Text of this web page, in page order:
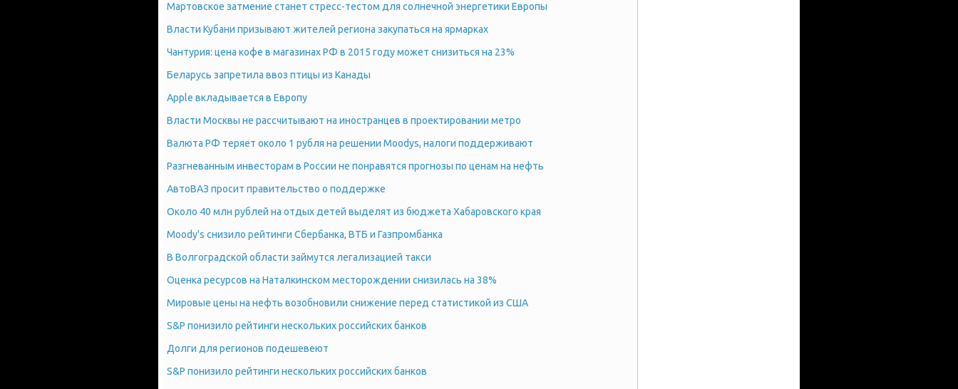
Мартовское затмение станет стресс-тестом для солнечной энергетики Европы
Власти Кубани призывают жителей региона закупаться на ярмарках
Чантурия: цена кофе в магазинах РФ в 2015 году может снизиться на 23%
Беларусь запретила ввоз птицы из Канады
Apple вкладывается в Европу
Власти Москвы не рассчитывают на иностранцев в проектировании метро
Валюта РФ теряет около 1 рубля на решении Moodys, налоги поддерживают
Разгневанным инвесторам в России не понравятся прогнозы по ценам на нефть
АвтоВАЗ просит правительство о поддержке
Около 40 млн рублей на отдых детей выделят из бюджета Хабаровского края
Moody's снизило рейтинги Сбербанка, ВТБ и Газпромбанка
В Волгоградской области займутся легализацией такси
Оценка ресурсов на Наталкинском месторождении снизилась на 38%
Мировые цены на нефть возобновили снижение перед статистикой из США
S&P понизило рейтинги нескольких российских банков
Долги для регионов подешевеют
S&P понизило рейтинги нескольких российских банков